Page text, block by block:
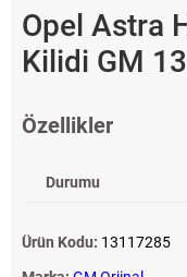
Opel Astra
Kilidi GM
Özellikler
Durumu
Ürün Kodu: 13117285